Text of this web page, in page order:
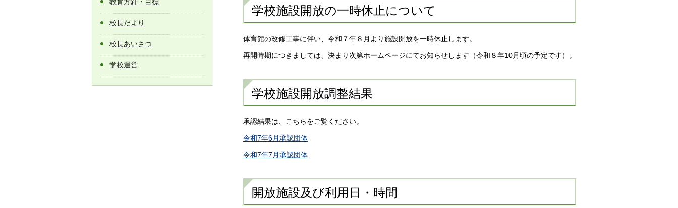
校長だより
校長あいさつ
学校運営
学校施設開放の一時休止について
体育館の改修工事に伴い、令和７年８月より施設開放を一時休止します。
再開時期につきましては、決まり次第ホームページにてお知らせします（令和８年10月頃の予定です）。
学校施設開放調整結果
承認結果は、こちらをご覧ください。
令和7年6月承認団体
令和7年7月承認団体
開放施設及び利用日・時間